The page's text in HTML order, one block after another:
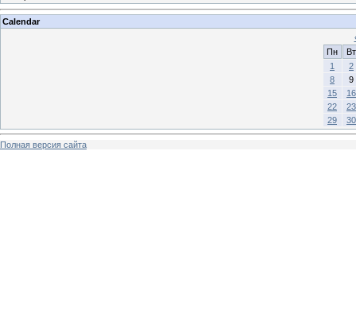
Calendar
Пн
Вт
1
2
8
9
15
16
22
23
29
30
Полная версия сайта